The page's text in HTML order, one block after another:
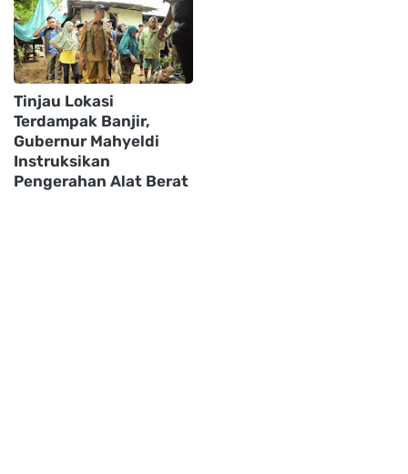
Tinjau Lokasi
Terdampak Banjir,
Gubernur Mahyeldi
Instruksikan
Pengerahan Alat Berat